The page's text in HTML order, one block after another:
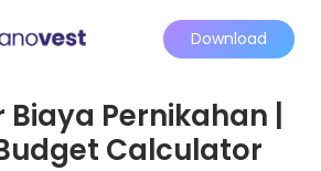
Download
Pernikahan |
Calculator